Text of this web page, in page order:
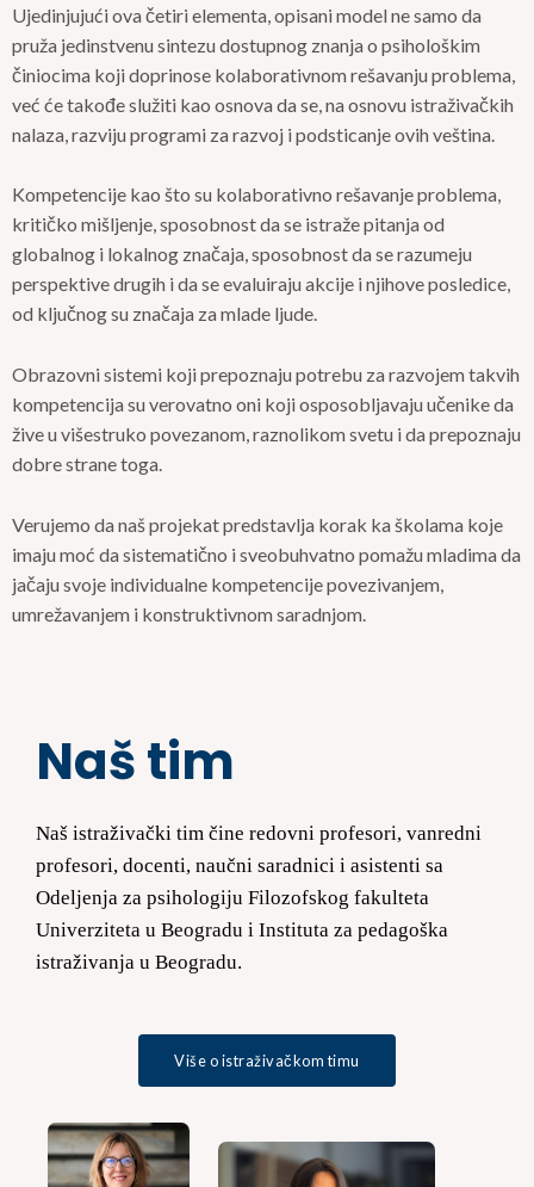
Ujedinjujući ova četiri elementa, opisani model ne samo da
pruža jedinstvenu sintezu dostupnog znanja o psihološkim
činiocima koji doprinose kolaborativnom rešavanju problema,
već će takođe služiti kao osnova da se, na osnovu istraživačkih
nalaza, razviju programi za razvoj i podsticanje ovih veština.
Kompetencije kao što su kolaborativno rešavanje problema,
kritičko mišljenje, sposobnost da se istraže pitanja od
globalnog i lokalnog značaja, sposobnost da se razumeju
perspektive drugih i da se evaluiraju akcije i njihove posledice,
od ključnog su značaja za mlade ljude.
Obrazovni sistemi koji prepoznaju potrebu za razvojem takvih
kompetencija su verovatno oni koji osposobljavaju učenike da
žive u višestruko povezanom, raznolikom svetu i da prepoznaju
dobre strane toga.
Verujemo da naš projekat predstavlja korak ka školama koje
imaju moć da sistematično i sveobuhvatno pomažu mladima da
jačaju svoje individualne kompetencije povezivanjem,
umrežavanjem i konstruktivnom saradnjom.
Naš tim
Naš istraživački tim čine redovni profesori, vanredni
profesori, docenti, naučni saradnici i asistenti sa
Odeljenja za psihologiju Filozofskog fakulteta
Univerziteta u Beogradu i Instituta za pedagoška
istraživanja u Beogradu.
Više o istraživačkom timu